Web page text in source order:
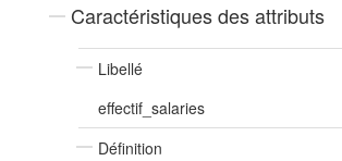
Caractéristiques des attributs
Libellé
effectif_salaries
Définition